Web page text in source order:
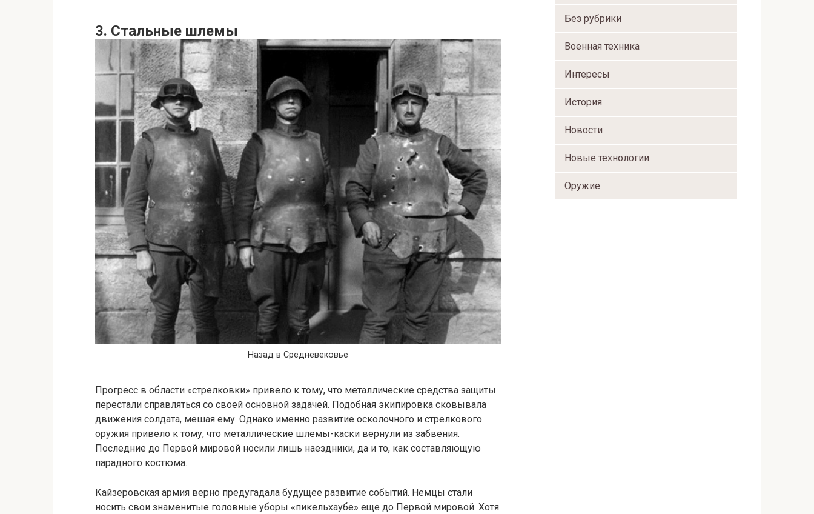
3. Стальные шлемы
Назад в Средневековье
Прогресс в области «стрелковки» привело к тому, что металлические средства защиты
перестали справляться со своей основной задачей. Подобная экипировка сковывала
движения солдата, мешая ему. Однако именно развитие осколочного и стрелкового
оружия привело к тому, что металлические шлемы-каски вернули из забвения.
Последние до Первой мировой носили лишь наездники, да и то, как составляющую
парадного костюма.
Кайзеровская армия верно предугадала будущее развитие событий. Немцы стали
носить свои знаменитые головные уборы «пикельхаубе» еще до Первой мировой. Хотя
Без рубрики
Военная техника
Интересы
История
Новости
Новые технологии
Оружие